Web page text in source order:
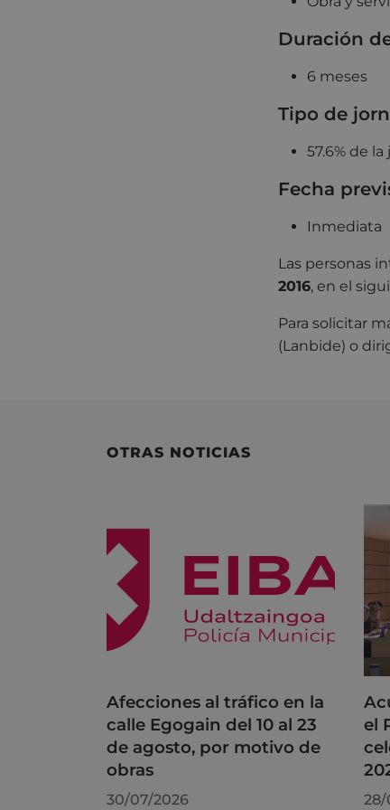
Duración
6 meses
Tipo de
57.6% de
Fecha
Inmediata
Las personas
2016, en el
Para solicitar
(Lanbide) o
OTRAS NOTICIAS
Afecciones al tráfico en la
calle Egogain del 10 al 23
de agosto, por motivo de
obras
30/07/2026
el
28/